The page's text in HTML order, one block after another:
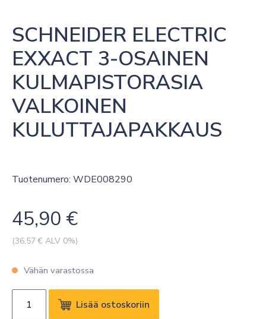
SCHNEIDER ELECTRIC
EXXACT 3-OSAINEN
KULMAPISTORASIA
VALKOINEN
KULUTTAJAPAKKAUS
Tuotenumero: WDE008290
45,90 €
(36.57€ ALV 0%)
Vähän varastossa
SCHNEIDER
ELECTRIC
Lisää ostoskoriin